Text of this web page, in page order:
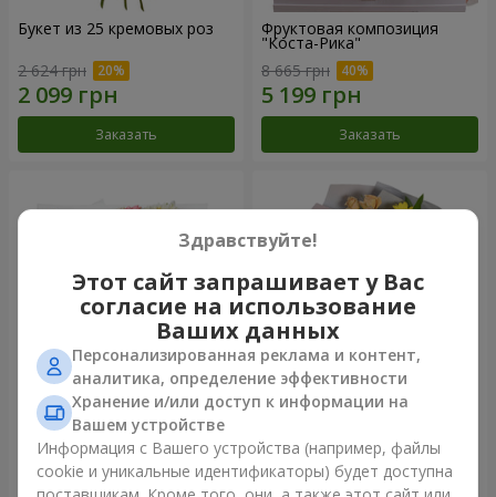
Букет из 25 кремовых роз
2 624 грн
Заказать
Фруктовая композиция
"Коста-Рика"
8 665 грн
Заказать
Букет "Крещатик"
3 999 грн
Букет "Мы и лето"
1 621 грн
Здравствуйте!
Этот сайт запрашивает у Вас
согласие на использование
Ваших данных
Персонализированная реклама и контент,
аналитика, определение эффективности
Хранение и/или доступ к информации на
Вашем устройстве
Информация с Вашего устройства (например, файлы
cookie и уникальные идентификаторы) будет доступна